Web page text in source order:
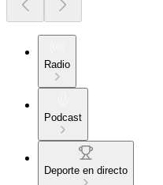
Radio
Podcast
Deporte en directo